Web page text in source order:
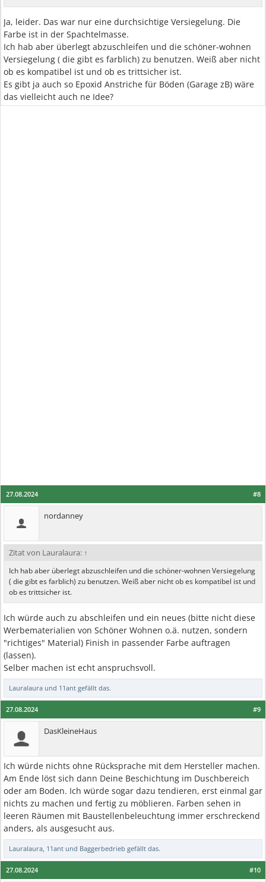
Ja, leider. Das war nur eine durchsichtige Versiegelung. Die
Farbe ist in der Spachtelmasse.
Ich hab aber überlegt abzuschleifen und die schöner-wohnen
Versiegelung ( die gibt es farblich) zu benutzen. Weiß aber nicht
ob es kompatibel ist und ob es trittsicher ist.
Es gibt ja auch so Epoxid Anstriche für Böden (Garage zB) wäre
das vielleicht auch ne Idee?
#8
27.08.2024
nordanney
Zitat von Lauralaura: ↑
Ich hab aber überlegt abzuschleifen und die schöner-wohnen Versiegelung
( die gibt es farblich) zu benutzen. Weiß aber nicht ob es kompatibel ist und
ob es trittsicher ist.
Ich würde auch zu abschleifen und ein neues (bitte nicht diese
Werbematerialien von Schöner Wohnen o.ä. nutzen, sondern
"richtiges" Material) Finish in passender Farbe auftragen
(lassen).
Selber machen ist echt anspruchsvoll.
Lauralaura und 11ant gefällt das.
#9
27.08.2024
DasKleineHaus
Ich würde nichts ohne Rücksprache mit dem Hersteller machen.
Am Ende löst sich dann Deine Beschichtung im Duschbereich
oder am Boden. Ich würde sogar dazu tendieren, erst einmal gar
nichts zu machen und fertig zu möblieren. Farben sehen in
leeren Räumen mit Baustellenbeleuchtung immer erschreckend
anders, als ausgesucht aus.
Lauralaura, 11ant und Baggerbedrieb gefällt das.
#10
27.08.2024